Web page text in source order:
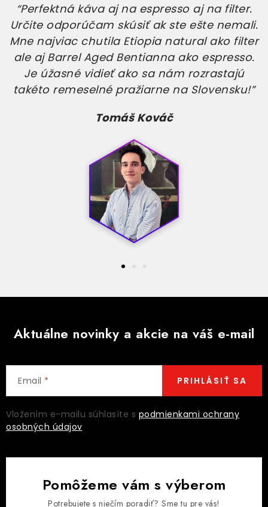
“Perfektná káva aj na espresso aj na filter.
Určite odporúčam skúsiť ak ste ešte nemali.
Mne najviac chutila Etiopia natural ako filter
ale aj Barrel Aged Bentianna ako espresso.
Je úžasné vidieť ako sa nám rozrastajú
takéto remeselné pražiarne na Slovensku!”
Tomáš Kováč
Aktuálne novinky a akcie na váš e-mail
Email
Vložením e-mailu súhlasíte s podmienkami ochrany
osobných údajov
PRIHLÁSIŤ SA
Pomôžeme vám s výberom
Potrebujete s niečím poradiť? Sme tu pre vás!